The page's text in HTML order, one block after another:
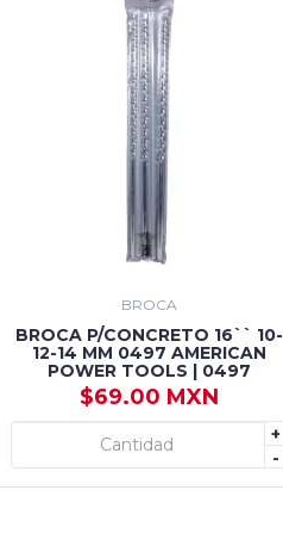
BROCA
BROCA P/CONCRETO 16`` 10-
12-14 MM 0497 AMERICAN
POWER TOOLS | 0497
$69.00 MXN
+
-
+ AGREGAR